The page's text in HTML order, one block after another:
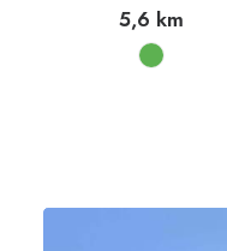
5,6 km